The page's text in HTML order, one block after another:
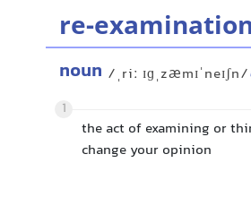
re-
noun /ˌriː ɪɡˌzæmɪˈneɪʃn/
1
the act of examining or
change your opinion